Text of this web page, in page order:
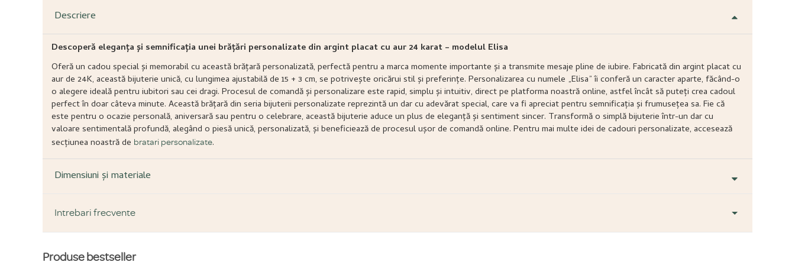
Descriere
Descoperă eleganța și semnificația unei brățări personalizate din argint placat cu aur 24 karat – modelul Elisa
Oferă un cadou special și memorabil cu această brățară personalizată, perfectă pentru a marca momente importante și a transmite mesaje pline de iubire. Fabricată din argint placat cu
aur de 24K, această bijuterie unică, cu lungimea ajustabilă de 15 + 3 cm, se potrivește oricărui stil și preferințe. Personalizarea cu numele „Elisa” îi conferă un caracter aparte, făcând-o
o alegere ideală pentru iubitori sau cei dragi. Procesul de comandă și personalizare este rapid, simplu și intuitiv, direct pe platforma noastră online, astfel încât să puteți crea cadoul
perfect în doar câteva minute. Această brățară din seria bijuterii personalizate reprezintă un dar cu adevărat special, care va fi apreciat pentru semnificația și frumusețea sa. Fie că
este pentru o ocazie personală, aniversară sau pentru o celebrare, această bijuterie aduce un plus de eleganță și sentiment sincer. Transformă o simplă bijuterie într-un dar cu
valoare sentimentală profundă, alegând o piesă unică, personalizată, și beneficiează de procesul ușor de comandă online. Pentru mai multe idei de cadouri personalizate, accesează
secțiunea noastră de bratari personalizate.
Dimensiuni și materiale
Intrebari frecvente
DESPRE PRODUS ȘI MATERIALE
Produse bestseller